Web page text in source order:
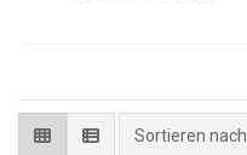
Sortieren nach